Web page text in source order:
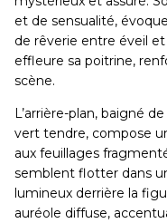
et de sensualité,
de rêverie entre éveil
effleure sa poitrine,
scène.
L’arrière-plan, baigné
vert tendre, compose
aux feuillages
semblent flotter dans
lumineux derrière la
auréole diffuse,